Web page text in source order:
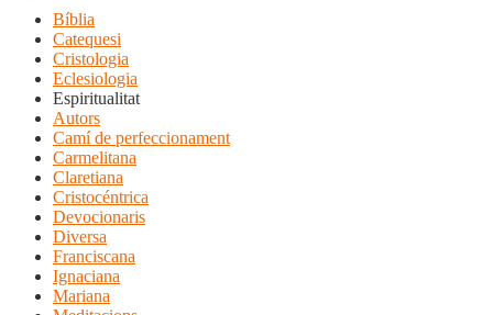
Bíblia
Catequesi
Cristologia
Eclesiologia
Espiritualitat
Autors
Camí de perfeccionament
Carmelitana
Claretiana
Cristocéntrica
Devocionaris
Diversa
Franciscana
Ignaciana
Mariana